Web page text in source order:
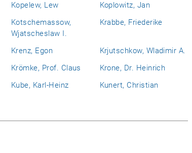
Kopelew, Lew
Koplowitz, Jan
Kotschemassow,
Wjatscheslaw I.
Krabbe, Friederike
Krenz, Egon
Krjutschkow, Wladimir A.
Krömke, Prof. Claus
Krone, Dr. Heinrich
Kube, Karl-Heinz
Kunert, Christian